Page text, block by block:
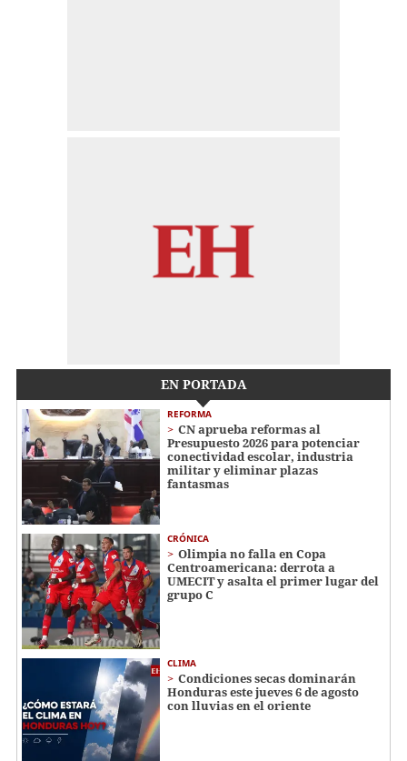
EN PORTADA
REFORMA
CN aprueba reformas al
Presupuesto 2026 para potenciar
conectividad escolar, industria
militar y eliminar plazas
fantasmas
CRÓNICA
Olimpia no falla en Copa
Centroamericana: derrota a
UMECIT y asalta el primer lugar del
grupo C
CLIMA
Condiciones secas dominarán
Honduras este jueves 6 de agosto
con lluvias en el oriente